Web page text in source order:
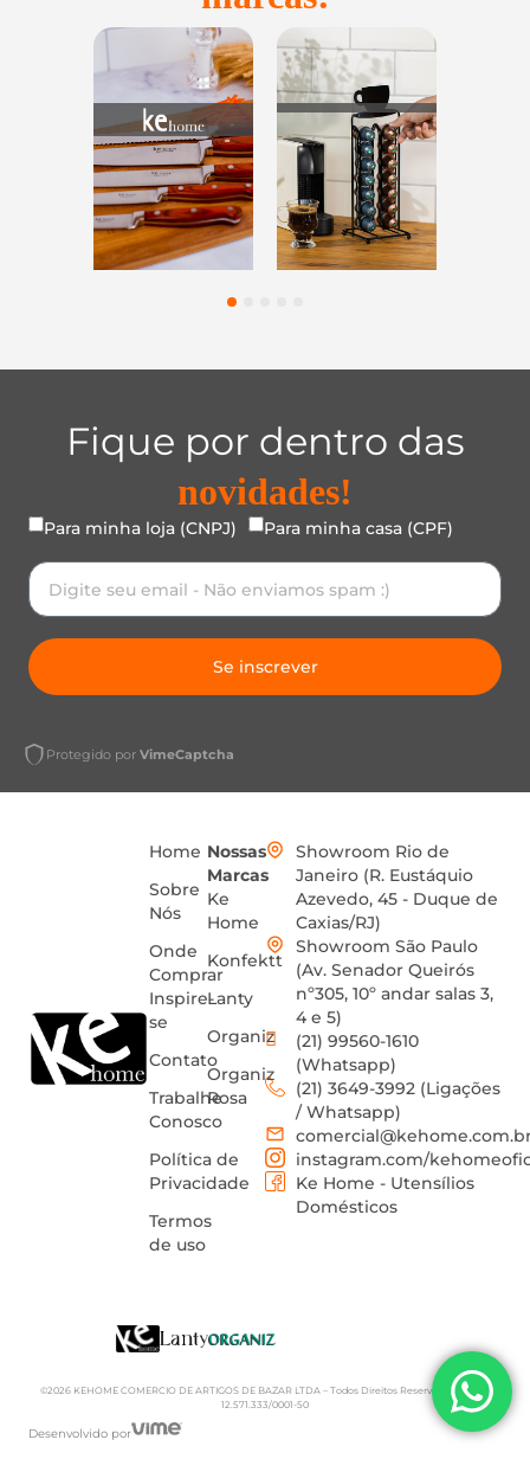
Utensílios do
Lar
Casa e
Organização
45
Fique por dentro das
novidades!
Para minha loja (CNPJ) Para minha casa (CPF)
Se inscrever
Protegido por VimeCaptcha
Home
Sobre
Nós
Onde
Comprar
Inspire-
se
Contato
Trabalhe
Conosco
Política de
Privacidade
Termos
de uso
Nossas
Marcas
Ke
Home
Konfektt
Lanty
Organiz
Organiz
Rosa
Showroom Rio de
Janeiro (R. Eustáquio
Azevedo, 45 - Duque de
Caxias/RJ)
Showroom São Paulo
(Av. Senador Queirós
nº305, 10º andar salas 3,
4 e 5)
(21) 99560-1610
(Whatsapp)
(21) 3649-3992 (Ligações
/ Whatsapp)
instagram.com/
Ke Home - Utensílios
Domésticos
Desenvolvido por
©2026 KEHOME COMERCIO DE ARTIGOS DE BAZAR LTDA – Todos Direitos Reservados | CNPJ:
12.571.333/0001-50